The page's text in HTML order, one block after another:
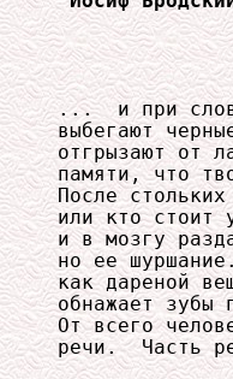
...  и при
выбегают
отгрызают от
памяти, что
После
или кто стоит
и в мозгу
но ее
как дареной
обнажает зубы
От всего
речи.  Часть